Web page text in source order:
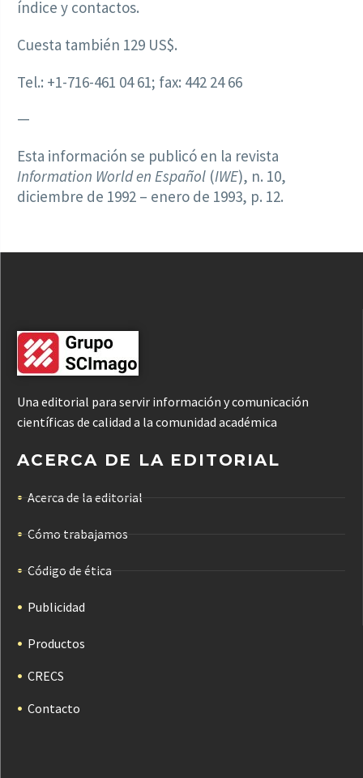
índice y contactos.
Cuesta también 129 US$.
Tel.: +1-716-461 04 61; fax: 442 24 66
—
Esta información se publicó en la revista
Information World en Español (IWE), n. 10,
diciembre de 1992 – enero de 1993, p. 12.
Una editorial para servir información y comunicación
científicas de calidad a la comunidad académica
ACERCA DE LA EDITORIAL
Acerca de la editorial
Cómo trabajamos
Código de ética
Publicidad
Productos
CRECS
Contacto